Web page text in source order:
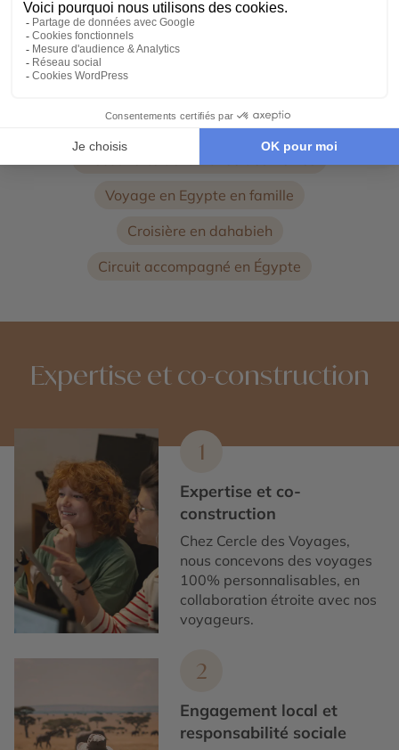
Voyage à Alexandrie
Voyage sur les Côtes de la mer Rouge
Voyage au temple de Philae
Découverte de la Vallée des Reines
Voyage en Egypte en famille
Croisière en dahabieh
Circuit accompagné en Égypte
Expertise et co-construction
1
Expertise et co-
construction
Chez Cercle des Voyages,
nous concevons des voyages
100% personnalisables, en
collaboration étroite avec nos
voyageurs.
2
Engagement local et
responsabilité sociale